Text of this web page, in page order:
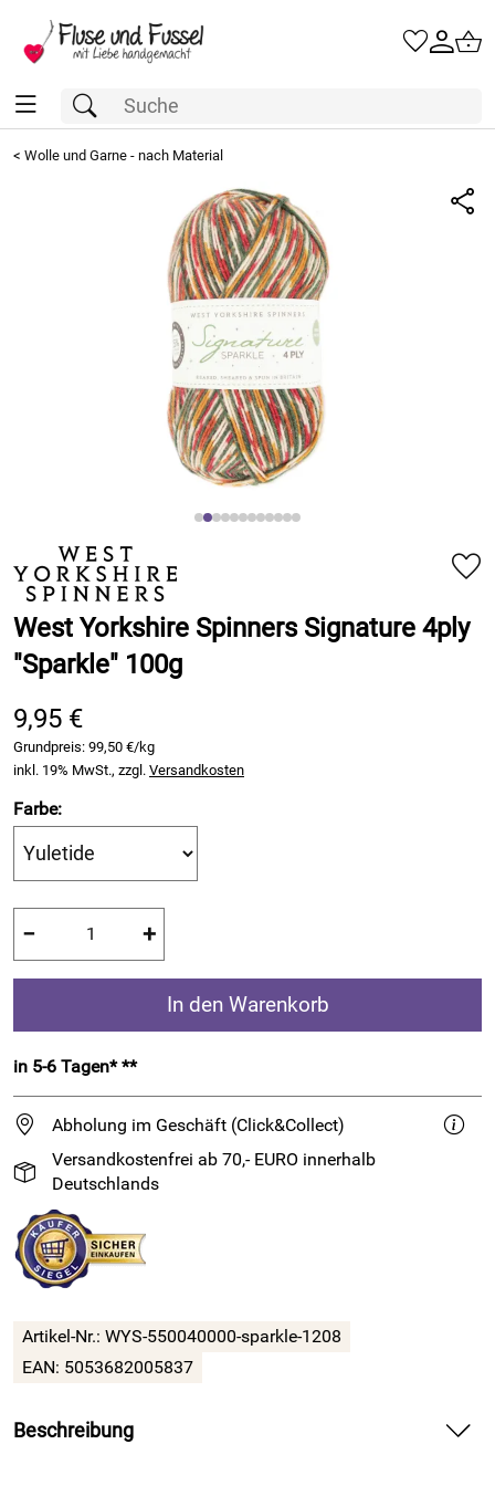
< Wolle und Garne - nach Material
West Yorkshire Spinners Signature 4ply
"Sparkle" 100g
9,95 €
Grundpreis: 99,50 €/kg
inkl. 19% MwSt., zzgl. Versandkosten
Farbe:
− +
In den Warenkorb
in 5-6 Tagen* **
Abholung im Geschäft (Click&Collect)
Versandkostenfrei ab 70,- EURO innerhalb
Deutschlands
Artikel-Nr.: WYS-550040000-sparkle-1208
EAN: 5053682005837
Beschreibung